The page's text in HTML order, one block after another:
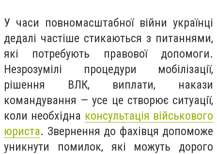
У часи повномасштабної війни українці
дедалі частіше стикаються з питаннями,
які потребують правової допомоги.
Незрозумілі процедури мобілізації,
рішення ВЛК, виплати, накази
командування — усе це створює ситуації,
коли необхідна консультація військового
юриста. Звернення до фахівця допоможе
уникнути помилок, які можуть дорого